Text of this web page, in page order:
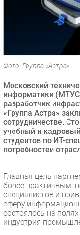
Регулирование
Безопасность
Гаджеты
Здоровье
РАЗДЕЛЫ
Новости
Интервью
Мероприятия
Проекты
IT класс
Тестовый стенд
Фото: Группа «Астра»
Московский
информатики
разработчик
«Группа Астра»
сотрудничестве.
учебный и
студентов по ИТ-
потребностей
Главная цель
более практичным,
специалистов и
сферу
состоялось на
индустрия